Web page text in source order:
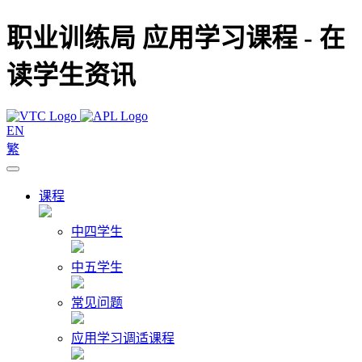
职业训练局 应用学习课程 - 在
读学生资讯
EN
繁
课程
中四学生
中五学生
常见问题
应用学习调适课程